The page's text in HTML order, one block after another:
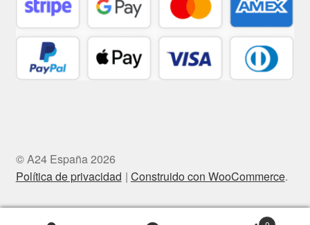
© A24 España 2026
Política de privacidad
Construido con WooCommerce.